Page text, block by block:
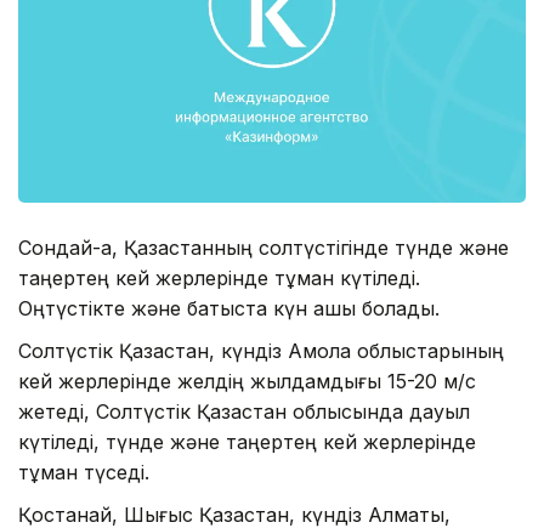
Сондай-ақ, Қазақстанның солтүстігінде түнде және
таңертең кей жерлерінде тұман күтіледі.
Оңтүстікте және батыста күн ашық болады.
Солтүстік Қазақстан, күндіз Ақмола облыстарының
кей жерлерінде желдің жылдамдығы 15-20 м/с
жетеді, Солтүстік Қазақстан облысында дауыл
күтіледі, түнде және таңертең кей жерлерінде
тұман түседі.
Қостанай, Шығыс Қазақстан, күндіз Алматы,